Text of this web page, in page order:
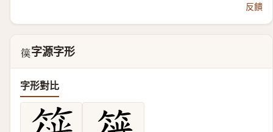
反饋
𥵜 字源字形
字形對比